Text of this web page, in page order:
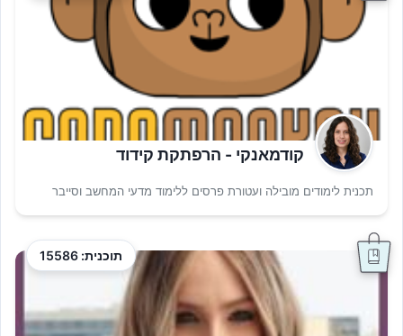
קודמאנקי - הרפתקת קידוד
תכנית לימודים מובילה ועטורת פרסים ללימוד מדעי המחשב וסייבר
תוכנית: 15586